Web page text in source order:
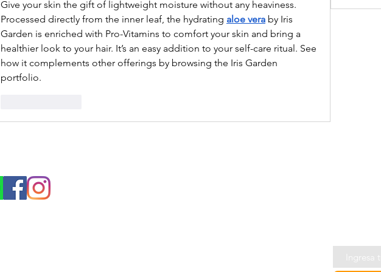
Give your skin the gift of lightweight moisture without any heaviness.
Processed directly from the inner leaf, the hydrating aloe vera by Iris
Garden is enriched with Pro-Vitamins to comfort your skin and bring a
healthier look to your hair. It’s an easy addition to your self-care ritual. See
how it complements other offerings by browsing the Iris Garden
portfolio.